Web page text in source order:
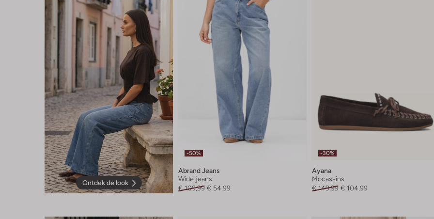
Ontdek de look
-50%
Abrand Jeans
Wide jeans
€ 109,99 € 54,99
-30%
Ayana
Mocassins
€ 149,99 € 104,99